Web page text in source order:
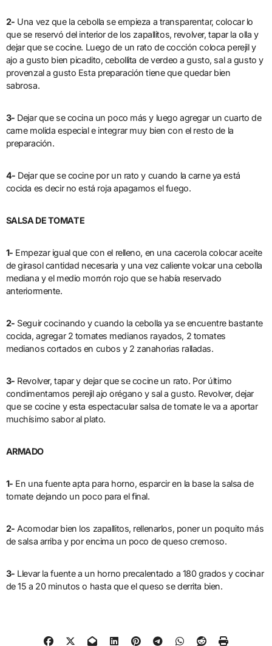
2- Una vez que la cebolla se empieza a transparentar, colocar lo
que se reservó del interior de los zapallitos, revolver, tapar la olla y
dejar que se cocine. Luego de un rato de cocción coloca perejil y
ajo a gusto bien picadito, cebollita de verdeo a gusto, sal a gusto y
provenzal a gusto Esta preparación tiene que quedar bien
sabrosa.
3- Dejar que se cocina un poco más y luego agregar un cuarto de
carne molida especial e integrar muy bien con el resto de la
preparación.
4- Dejar que se cocine por un rato y cuando la carne ya está
cocida es decir no está roja apagamos el fuego.
SALSA DE TOMATE
1- Empezar igual que con el relleno, en una cacerola colocar aceite
de girasol cantidad necesaria y una vez caliente volcar una cebolla
mediana y el medio morrón rojo que se había reservado
anteriormente.
2- Seguir cocinando y cuando la cebolla ya se encuentre bastante
cocida, agregar 2 tomates medianos rayados, 2 tomates
medianos cortados en cubos y 2 zanahorias ralladas.
3- Revolver, tapar y dejar que se cocine un rato. Por último
condimentamos perejil ajo orégano y sal a gusto. Revolver, dejar
que se cocine y esta espectacular salsa de tomate le va a aportar
muchísimo sabor al plato.
ARMADO
1- En una fuente apta para horno, esparcir en la base la salsa de
tomate dejando un poco para el final.
2- Acomodar bien los zapallitos, rellenarlos, poner un poquito más
de salsa arriba y por encima un poco de queso cremoso.
3- Llevar la fuente a un horno precalentado a 180 grados y cocinar
de 15 a 20 minutos o hasta que el queso se derrita bien.